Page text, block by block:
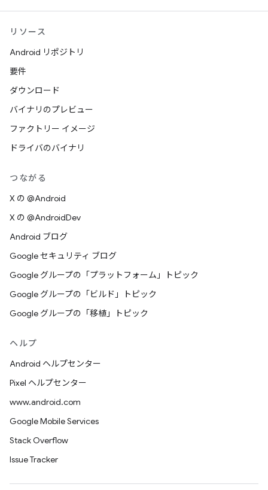
リソース
Android リポジトリ
要件
ダウンロード
バイナリのプレビュー
ファクトリー イメージ
ドライバのバイナリ
つながる
X の @Android
X の @AndroidDev
Android ブログ
Google セキュリティ ブログ
Google グループの「プラットフォーム」トピック
Google グループの「ビルド」トピック
Google グループの「移植」トピック
ヘルプ
Android ヘルプセンター
Pixel ヘルプセンター
www.android.com
Google Mobile Services
Stack Overflow
Issue Tracker